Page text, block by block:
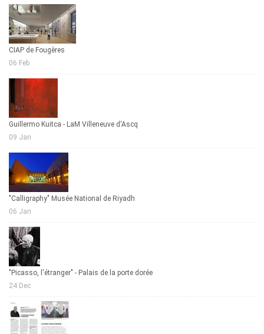
CIAP de Fougères
06 Feb
Guillermo Kuitca - LaM Villeneuve d'Ascq
09 Jan
"Calligraphy" Musée National de Riyadh
06 Jan
"Picasso, l'étranger" - Palais de la porte dorée
24 Dec